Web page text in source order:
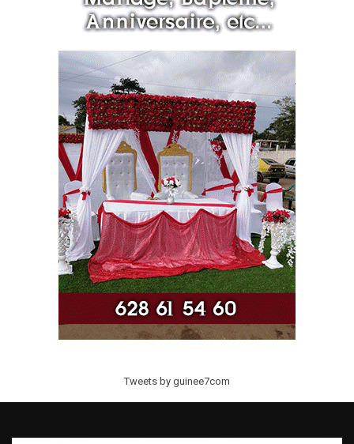
Tweets by guinee7com